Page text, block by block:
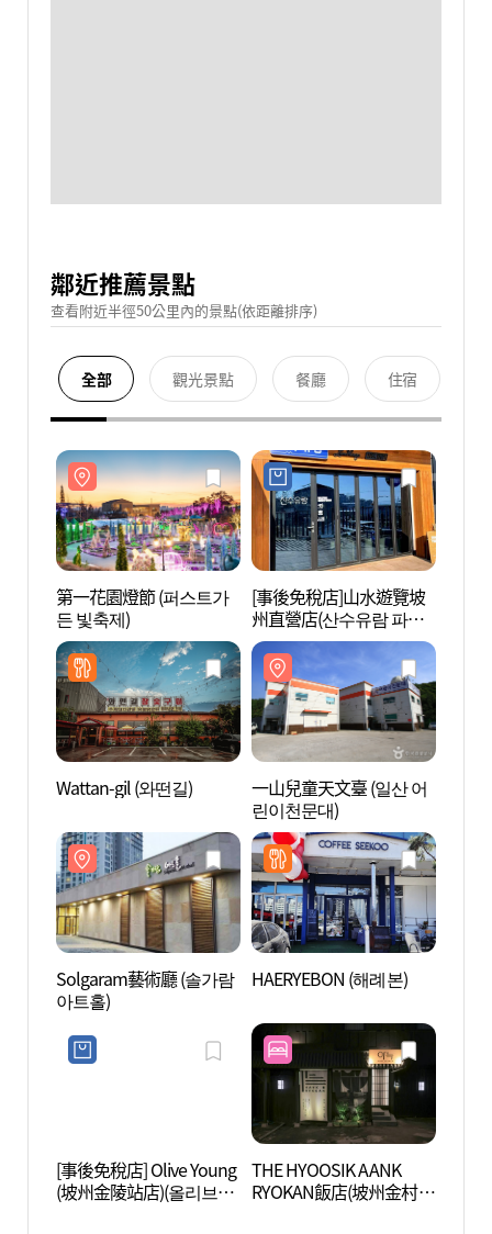
鄰近推薦景點
查看附近半徑50公里內的景點(依距離排序)
全部 觀光景點 餐廳 住宿
第一花園燈節 (퍼스트가
든 빛축제)
[事後免稅店]山水遊覽坡
州直營店(산수유람 파주
직영점)
Wattan-gil (와떤길)
一山兒童天文臺 (일산 어
린이천문대)
Solgaram藝術廳 (솔가람
아트홀)
HAERYEBON (해례본)
[事後免稅店] Olive Young
(坡州金陵站店)(올리브영
THE HYOOSIK AANK
RYOKAN飯店(坡州金村